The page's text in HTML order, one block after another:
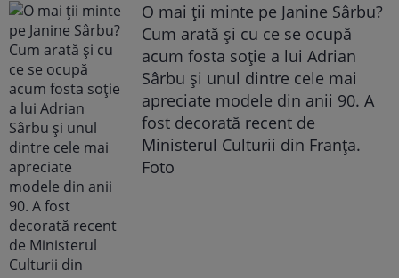
O mai ții minte pe Janine Sârbu?
Cum arată și cu ce se ocupă
acum fosta soție a lui Adrian
Sârbu și unul dintre cele mai
apreciate modele din anii 90. A
fost decorată recent de
Ministerul Culturii din Franța.
Foto